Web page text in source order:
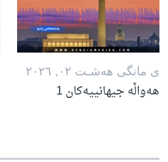
ی مانگی هه‌شـت ٠٢, ٢٠٢٦
هەواڵە جیهانییەکان 1